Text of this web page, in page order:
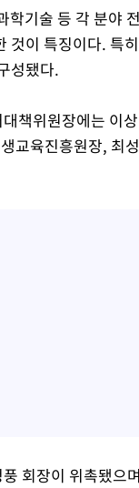
학기술 등 각 분야
것이 특징이다. 특
성됐다.
책위원장에는 이
교육진흥원장, 최
회장이 위촉됐